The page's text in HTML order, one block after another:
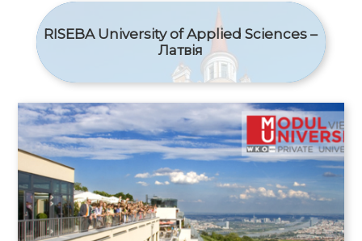
RISEBA University of Applied Sciences –
Латвія